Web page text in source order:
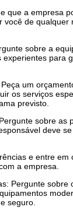
que a empresa
você de
sobre a
experientes para
um
os serviços
previsto.
sobre as
deve
e entre
a empresa.
Pergunte
seguro.